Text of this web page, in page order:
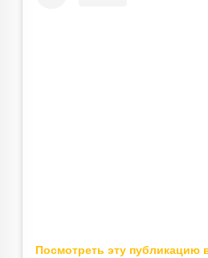
Посмотреть эту публикацию